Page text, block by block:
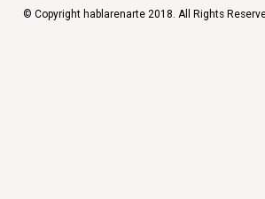
© Copyright hablarenarte 2018. All Rights